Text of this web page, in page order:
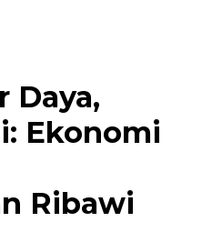
Daya,
Ekonomi
Ribawi